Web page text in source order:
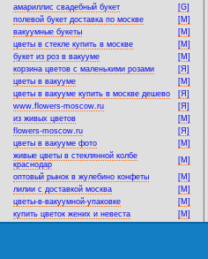
амариллис свадебный букет
[G]
полевой букет доставка по москве
[M]
вакуумные букеты
[M]
цветы в стекле купить в москве
[M]
букет из роз в вакууме
[M]
корзина цветов с маленькими розами
[Я]
цветы в вакууме
[M]
цветы в вакууме купить в москве дешево
[Я]
www.flowers-moscow.ru
[Я]
из живых цветов
[M]
flowers-moscow.ru
[Я]
цветы в вакууме фото
[M]
живые цветы в стеклянной колбе
краснодар
[M]
оптовый рынок в жулебино конфеты
[M]
лилии с доставкой москва
[M]
цветы-в-вакуумной-упаковке
[M]
купить цветок жених и невеста
[M]